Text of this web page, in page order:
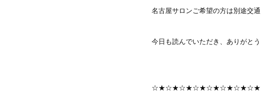
名古屋サロンご希望の方は別途交
今日も読んでいただき、ありがとう